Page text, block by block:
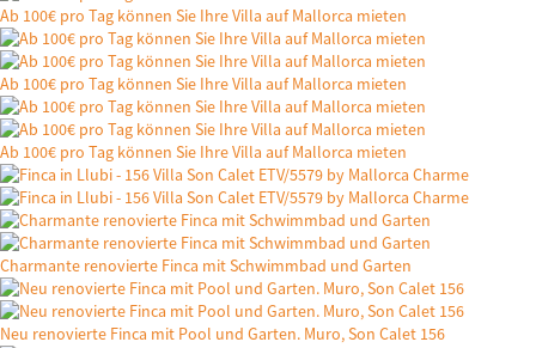
Ab 100€ pro Tag können Sie Ihre Villa auf Mallorca mieten
Ab 100€ pro Tag können Sie Ihre Villa auf Mallorca mieten
Ab 100€ pro Tag können Sie Ihre Villa auf Mallorca mieten
Charmante renovierte Finca mit Schwimmbad und Garten
Neu renovierte Finca mit Pool und Garten. Muro, Son Calet 156